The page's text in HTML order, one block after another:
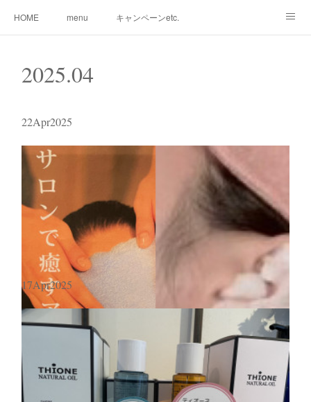
HOME menu キャンペーンetc.
サロン紹介 サービス
2025.04
22Apr2025
17Apr2025